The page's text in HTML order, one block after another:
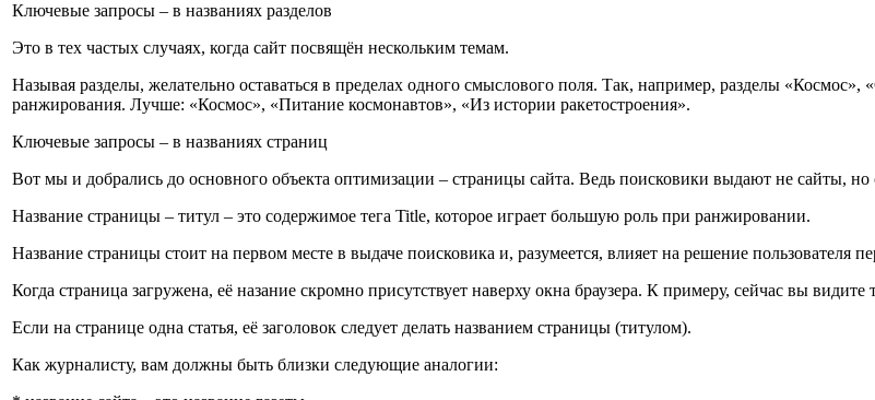
Ключевые запросы – в названиях разделов
Это в тех частых случаях, когда сайт посвящён нескольким темам.
Называя разделы, желательно оставаться в пределах одного смыслового поля. Так, например, разделы
ранжирования. Лучше: «Космос», «Питание космонавтов», «Из истории ракетостроения».
Ключевые запросы – в названиях страниц
Вот мы и добрались до основного объекта оптимизации – страницы сайта. Ведь поисковики выдают не сайты, но
Название страницы – титул – это содержимое тега Title, которое играет большую роль при ранжировании.
Название страницы стоит на первом месте в выдаче поисковика и, разумеется, влияет на решение пользователя
Когда страница загружена, её назание скромно присутствует наверху окна браузера. К примеру, сейчас вы
Если на странице одна статья, её заголовок следует делать названием страницы (титулом).
Как журналисту, вам должны быть близки следующие аналогии: